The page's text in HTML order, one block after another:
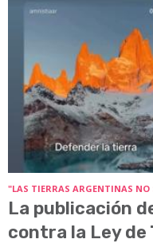
"LAS TIERRAS ARGENTINAS NO
La publicación
contra la Ley de